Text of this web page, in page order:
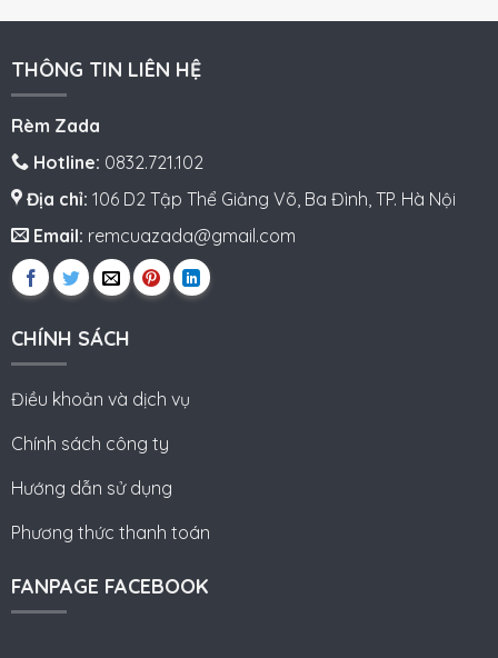
THÔNG TIN LIÊN HỆ
Rèm Zada
Hotline: 0832.721.102
Địa chỉ: 106 D2 Tập Thể Giảng Võ, Ba Đình, TP. Hà Nội
Email: remcuazada@gmail.com
CHÍNH SÁCH
Điều khoản và dịch vụ
Chính sách công ty
Hướng dẫn sử dụng
Phương thức thanh toán
FANPAGE FACEBOOK